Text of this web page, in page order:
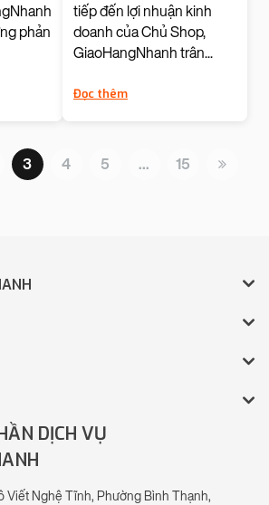
phản
tiếp đến lợi nhuận kinh
doanh của Chủ Shop,
GiaoHangNhanh trân...
Đọc thêm
3 4 5 … 15
DỊCH VỤ
Viết Nghệ Tĩnh, Phường Bình Thạnh,